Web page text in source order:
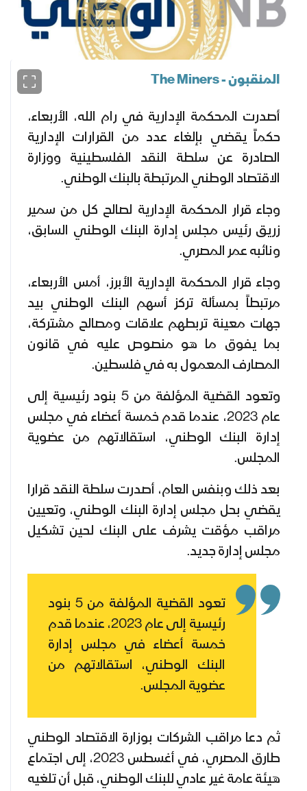
المنقبون - The Miners
أصدرت المحكمة الإدارية في رام الله، الأربعاء،
حكماً يقضي بإلغاء عدد من القرارات الإدارية
الصادرة عن سلطة النقد الفلسطينية ووزارة
الاقتصاد الوطني المرتبطة بالبنك الوطني.
وجاء قرار المحكمة الإدارية لصالح كل من سمير
زريق رئيس مجلس إدارة البنك الوطني السابق،
ونائبه عمر المصري.
وجاء قرار المحكمة الإدارية الأبرز، أمس الأربعاء،
مرتبطاً بمسألة تركز أسهم البنك الوطني بيد
جهات معينة تربطهم علاقات ومصالح مشتركة،
بما يفوق ما هو منصوص عليه في قانون
المصارف المعمول به في فلسطين.
وتعود القضية المؤلفة من 5 بنود رئيسية إلى
عام 2023، عندما قدم خمسة أعضاء في مجلس
إدارة البنك الوطني، استقالاتهم من عضوية
المجلس.
بعد ذلك وبنفس العام، أصدرت سلطة النقد قرارا
يقضي بحل مجلس إدارة البنك الوطني، وتعيين
مراقب مؤقت يشرف على البنك لحين تشكيل
مجلس إدارة جديد.
تعود القضية المؤلفة من 5 بنود
رئيسية إلى عام 2023، عندما قدم
خمسة أعضاء في مجلس إدارة
البنك الوطني، استقالاتهم من
عضوية المجلس.
ثم دعا مراقب الشركات بوزارة الاقتصاد الوطني
طارق المصري، في أغسطس 2023، إلى اجتماع
هيئة عامة غير عادي للبنك الوطني، قبل أن تلغيه